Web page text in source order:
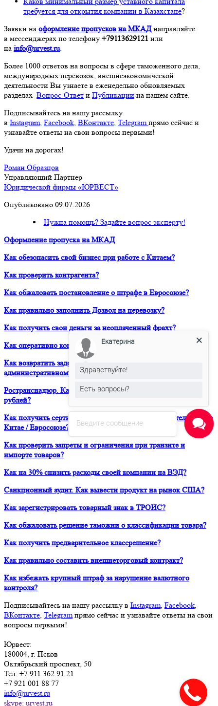
требуется для открытия компании в Казахстане?
Заявки на оформление пропусков на МКАДнаправляйте
в мессенджерах по телефону +79113629121 или
на info@urvest.ru.
Более 1000 ответов на вопросы в сфере таможенного дела,
международных перевозок, внешнеэкономической
деятельности Вы узнаете в еженедельно обновляемых
разделах Вопрос-Ответ и Публикации на нашем сайте.
Подписывайтесь на нашу рассылку
в Instagram, Facebook, ВКонтакте, Telegramпрямо сейчас и
узнавайте ответы на свои вопросы первыми!
Удачи на дорогах!
Роман Образцов
Управляющий Партнер
Юридической фирмы «ЮРВЕСТ»
Опубликовано 09.07.2026
Нужна помощь? Задайте вопрос эксперту!
Оформление пропуска на МКАД
Как обезопасить свой бизнес при работе с Китаем?
Как проверить контрагента?
Как обжаловать постановление о штрафе в Евросоюзе?
Как правильно заполнить Дозвол на перевозку?
Как получить свои деньги за неоплаченный фрахт?
Как оперативно консультироваться в ЮРВЕСТ 24/7?
Как возвратить задержанный таможней товар по
административному делу?
Ространснадзор. Как избежать штрафа в размере 200 000
рублей?
Как получить сертификат о форс-мажорных обстоятельствах в
Китае / Евросоюзе?
Как проверить запреты и ограничения при транзите и
импорте товаров?
Как на 30% снизить расходы своей компании на ВЭД?
Санкционный аудит. Как вывести продукт на рынок США?
Как зарегистрировать товарный знак в ТРОИС?
Как обжаловать решение таможни о классификации товара?
Как получить предварительное классрешение?
Как правильно составить внешнеторговый контракт?
Как избежать крупный штраф за нарушение валютного
контроля?
Подписывайтесь на нашу рассылку в Instagram, Facebook,
ВКонтакте, Telegramпрямо сейчас и узнавайте ответы на свои
вопросы первыми!
Юрвест:
180004, г. Псков
Октябрьский проспект, 50
Тел: +7 911 362 91 21
+7 921 001 88 77
info@urvest.ru
skype: urvest.ru
Введите сообщение
Екатерина
Здравствуйте!
Есть вопросы?